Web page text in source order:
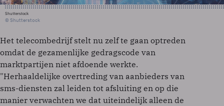
Shutterstock
© Shutterstock
Het telecombedrijf stelt nu zelf te gaan optreden
omdat de gezamenlijke gedragscode van
marktpartijen niet afdoende werkte.
"Herhaaldelijke overtreding van aanbieders van
sms-diensten zal leiden tot afsluiting en op die
manier verwachten we dat uiteindelijk alleen de